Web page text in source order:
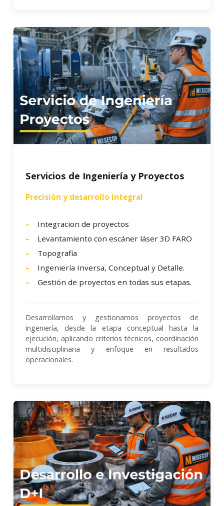
Servicios de Ingeniería y Proyectos
Precisión y desarrollo integral
Integracion de proyectos
Levantamiento con escáner láser 3D FARO
Topografía
Ingeniería Inversa, Conceptual y Detalle.
Gestión de proyectos en todas sus etapas.
Desarrollamos y gestionamos proyectos de
ingeniería, desde la etapa conceptual hasta la
ejecución, aplicando criterios técnicos, coordinación
multidisciplinaria y enfoque en resultados
operacionales.